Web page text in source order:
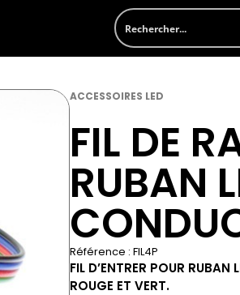
ACCESSOIRES LED
FIL DE
RUBAN
Référence : FIL4P
FIL D’ENTRER POUR RUBAN
ROUGE ET VERT.